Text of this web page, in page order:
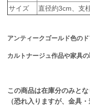
サイズ
直径約3cm、支
アンティークゴールド色の
カルトナージュ作品や家具の
この商品は在庫分のみと
（恐れ入りますが、金具